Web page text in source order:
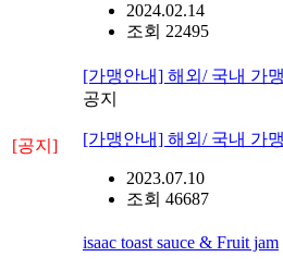
2024.02.14
조회 22495
[공지]
[가맹안내] 해외/ 국내 가
공지
[가맹안내] 해외/ 국내 가
2023.07.10
조회 46687
isaac toast sauce & Fruit jam